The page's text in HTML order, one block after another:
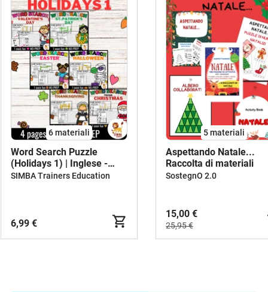
6 materiali
Word Search Puzzle
(Holidays 1) | Inglese -
Bundle (Raccolta)
SIMBA Trainers Education
6,99 €
5 materiali
Aspettando Natale...
Raccolta di materiali
SostegnO 2.0
15,00 €
25,95 €